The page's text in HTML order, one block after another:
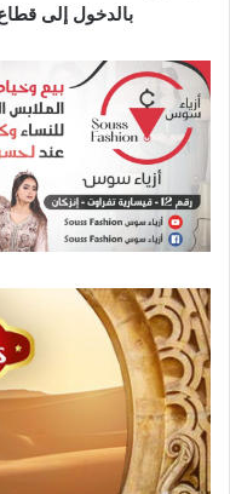
بالدخول إلى